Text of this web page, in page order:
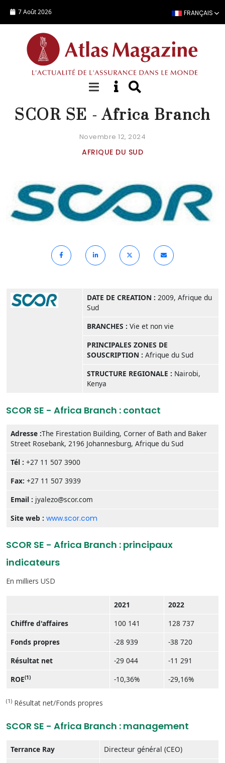
7 Août 2026 FRANÇAIS
FICHE COMPAGNIE
SCOR SE - Africa Branch
Novembre 12, 2024
AFRIQUE DU SUD
DATE DE CREATION : 2009, Afrique du
Sud
BRANCHES : Vie et non vie
PRINCIPALES ZONES DE
SOUSCRIPTION : Afrique du Sud
STRUCTURE REGIONALE : Nairobi,
Kenya
SCOR SE - Africa Branch : contact
Adresse :The Firestation Building, Corner of Bath and Baker
Street Rosebank, 2196 Johannesburg, Afrique du Sud
Tél : +27 11 507 3900
Fax: +27 11 507 3939
Email : jyalezo@scor.com
Site web : www.scor.com
SCOR SE - Africa Branch : principaux
indicateurs
En milliers USD
2021
2022
Chiffre d'affaires
100 141
128 737
Fonds propres
-28 939
-38 720
Résultat net
-29 044
-11 291
ROE(1) -10,36% -29,16%
(1) Résultat net/Fonds propres
SCOR SE - Africa Branch : management
Terrance Ray
Directeur général (CEO)